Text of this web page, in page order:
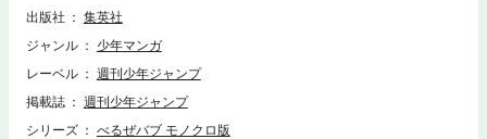
出版社
集英社
ジャンル
少年マンガ
レーベル
週刊少年ジャンプ
掲載誌
週刊少年ジャンプ
シリーズ
べるぜバブ モノクロ版